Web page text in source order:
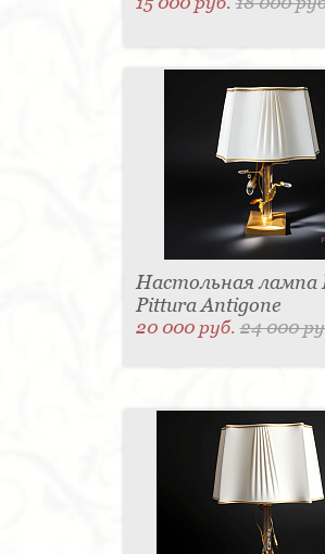
Настольная лампа
Pittura Antigone
20 000 руб.24 000